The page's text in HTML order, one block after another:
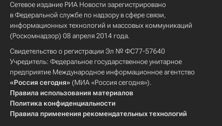
Сетевое издание РИА Новости зарегистрировано
в Федеральной службе по надзору в сфере связи,
информационных технологий и массовых коммуникаций
(Роскомнадзор) 08 апреля 2014 года.
Свидетельство о регистрации Эл № ФС77-57640
Учредитель: Федеральное государственное унитарное
предприятие Международное информационное агентство
«Россия сегодня» (МИА «Россия сегодня»).
Правила использования материалов
Политика конфиденциальности
Правила применения рекомендательных технологий